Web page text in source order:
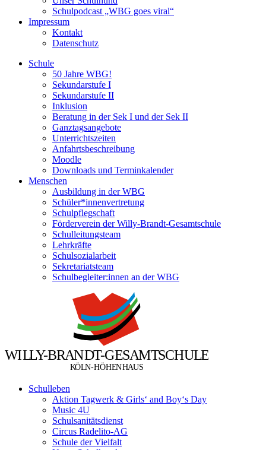
Schulpodcast „WBG goes viral“
Impressum
Kontakt
Datenschutz
Schule
50 Jahre WBG!
Sekundarstufe I
Sekundarstufe II
Inklusion
Beratung in der Sek I und der Sek II
Ganztagsangebote
Unterrichtszeiten
Anfahrtsbeschreibung
Moodle
Downloads und Terminkalender
Menschen
Ausbildung in der WBG
Schüler*innenvertretung
Schulpflegschaft
Förderverein der Willy-Brandt-Gesamtschule
Schulleitungsteam
Lehrkräfte
Schulsozialarbeit
Sekretariatsteam
Schulbegleiter:innen an der WBG
WILLY-BRANDT-GESAMTSCHULE
KÖLN-HÖHENHAUS
Schulleben
Aktion Tagwerk & Girls‘ and Boy‘s Day
Music 4U
Schulsanitätsdienst
Circus Radelito-AG
Schule der Vielfalt